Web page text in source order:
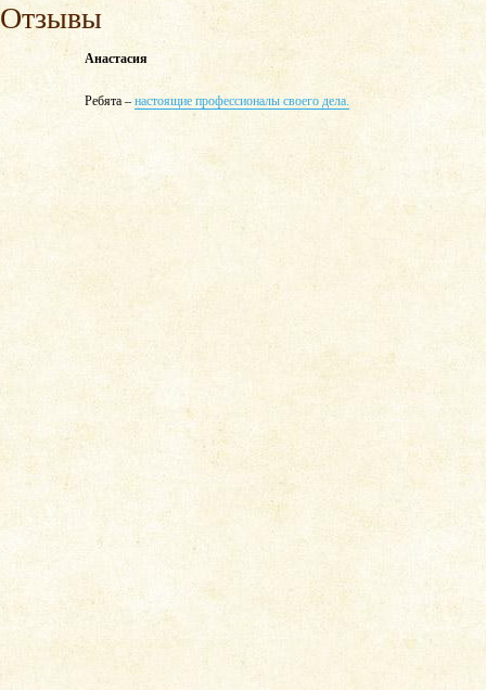
Отзывы
Анастасия
Ребята – настоящие профессионалы своего дела.